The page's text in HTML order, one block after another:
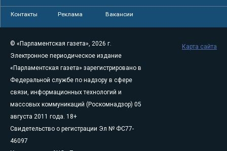
Контакты Реклама Вакансии
© «Парламентская газета», 2026 г.
Электронное периодическое издание
«Парламентская газета» зарегистрировано в
Федеральной службе по надзору в сфере
связи, информационных технологий и
массовых коммуникаций (Роскомнадзор) 05
августа 2011 года. 18+
Свидетельство о регистрации Эл № ФС77-
46097
Карта сайта